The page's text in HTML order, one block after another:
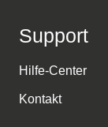
Support
Hilfe-Center
Kontakt